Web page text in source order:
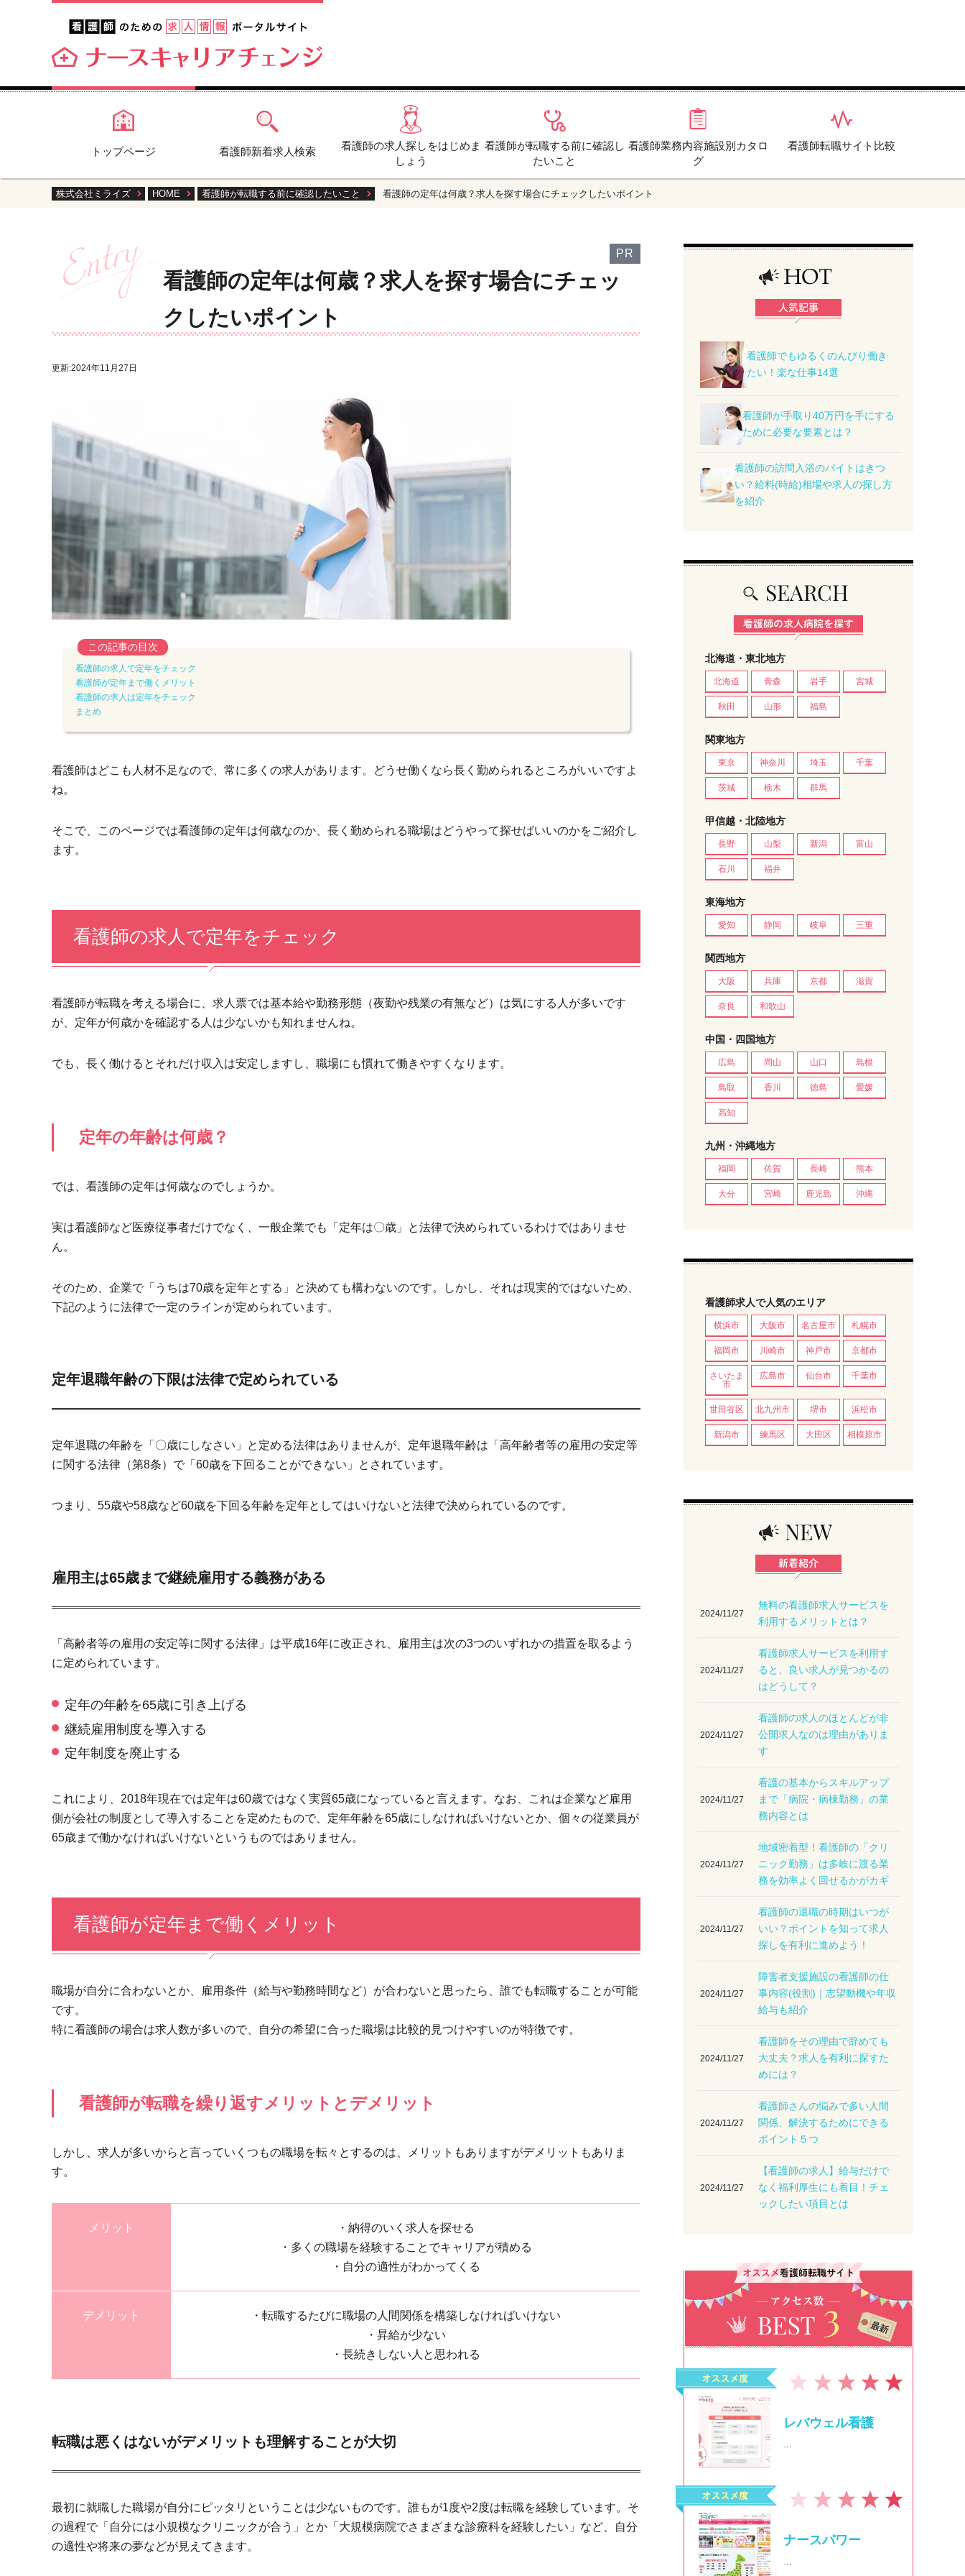
トップページ 看護師新着求人検索
看護師の求人探しをはじめま
しょう
看護師が転職する前に確認し
たいこと
看護師業務内容施設別カタロ
グ
看護師転職サイト比較
株式会社ミライズ HOME 看護師が転職する前に確認したいこと 看護師の定年は何歳？求人を探す場合にチェックしたいポイント
PR
看護師の定年は何歳？求人を探す場合にチェッ
クしたいポイント
更新:2024年11月27日
この記事の目次
看護師の求人で定年をチェック
看護師が定年まで働くメリット
看護師の求人は定年をチェック
まとめ
看護師はどこも人材不足なので、常に多くの求人があります。どうせ働くなら長く勤められるところがいいですよ
ね。
そこで、このページでは看護師の定年は何歳なのか、長く勤められる職場はどうやって探せばいいのかをご紹介し
ます。
看護師の求人で定年をチェック
看護師が転職を考える場合に、求人票では基本給や勤務形態（夜勤や残業の有無など）は気にする人が多いです
が、定年が何歳かを確認する人は少ないかも知れませんね。
でも、長く働けるとそれだけ収入は安定しますし、職場にも慣れて働きやすくなります。
定年の年齢は何歳？
では、看護師の定年は何歳なのでしょうか。
実は看護師など医療従事者だけでなく、一般企業でも「定年は〇歳」と法律で決められているわけではありませ
ん。
そのため、企業で「うちは70歳を定年とする」と決めても構わないのです。しかし、それは現実的ではないため、
下記のように法律で一定のラインが定められています。
定年退職年齢の下限は法律で定められている
定年退職の年齢を「〇歳にしなさい」と定める法律はありませんが、定年退職年齢は「高年齢者等の雇用の安定等
に関する法律（第8条）で「60歳を下回ることができない」とされています。
つまり、55歳や58歳など60歳を下回る年齢を定年としてはいけないと法律で決められているのです。
雇用主は65歳まで継続雇用する義務がある
「高齢者等の雇用の安定等に関する法律」は平成16年に改正され、雇用主は次の3つのいずれかの措置を取るよう
に定められています。
定年の年齢を65歳に引き上げる
継続雇用制度を導入する
定年制度を廃止する
これにより、2018年現在では定年は60歳ではなく実質65歳になっていると言えます。なお、これは企業など雇用
側が会社の制度として導入することを定めたもので、定年年齢を65歳にしなければいけないとか、個々の従業員が
65歳まで働かなければいけないというものではありません。
看護師が定年まで働くメリット
職場が自分に合わないとか、雇用条件（給与や勤務時間など）が合わないと思ったら、誰でも転職することが可能
です。
特に看護師の場合は求人数が多いので、自分の希望に合った職場は比較的見つけやすいのが特徴です。
看護師が転職を繰り返すメリットとデメリット
しかし、求人が多いからと言っていくつもの職場を転々とするのは、メリットもありますがデメリットもありま
す。
メリット
・納得のいく求人を探せる
・多くの職場を経験することでキャリアが積める
・自分の適性がわかってくる
デメリット
・転職するたびに職場の人間関係を構築しなければいけない
・昇給が少ない
・長続きしない人と思われる
転職は悪くはないがデメリットも理解することが大切
最初に就職した職場が自分にピッタリということは少ないものです。誰もが1度や2度は転職を経験しています。そ
の過程で「自分には小規模なクリニックが合う」とか「大規模病院でさまざまな診療科を経験したい」など、自分
の適性や将来の夢などが見えてきます。
看護師でもゆるくのんびり働き
たい！楽な仕事14選
看護師が手取り40万円を手にする
ために必要な要素とは？
看護師の訪問入浴のバイトはきつ
い？給料(時給)相場や求人の探し方
を紹介
北海道・東北地方
北海道 青森 岩手 宮城
秋田 山形 福島
関東地方
東京 神奈川 埼玉 千葉
茨城 栃木 群馬
甲信越・北陸地方
長野 山梨 新潟 富山
石川 福井
東海地方
愛知 静岡 岐阜 三重
関西地方
大阪 兵庫 京都 滋賀
奈良 和歌山
中国・四国地方
広島 岡山 山口 島根
鳥取 香川 徳島 愛媛
高知
九州・沖縄地方
福岡 佐賀 長崎 熊本
大分 宮崎 鹿児島 沖縄
看護師求人で人気のエリア
横浜市 大阪市 名古屋市 札幌市
福岡市 川崎市 神戸市 京都市
さいたま
市
広島市 仙台市 千葉市
世田谷区 北九州市 堺市 浜松市
新潟市 練馬区 大田区 相模原市
2024/11/27
無料の看護師求人サービスを
利用するメリットとは？
2024/11/27
看護師求人サービスを利用す
ると、良い求人が見つかるの
はどうして？
2024/11/27
看護師の求人のほとんどが非
公開求人なのは理由がありま
す
2024/11/27
看護の基本からスキルアップ
まで「病院・病棟勤務」の業
務内容とは
2024/11/27
地域密着型！看護師の「クリ
ニック勤務」は多岐に渡る業
務を効率よく回せるかがカギ
2024/11/27
看護師の退職の時期はいつが
いい？ポイントを知って求人
探しを有利に進めよう！
2024/11/27
障害者支援施設の看護師の仕
事内容(役割)｜志望動機や年収
給与も紹介
2024/11/27
看護師をその理由で辞めても
大丈夫？求人を有利に探すた
めには？
2024/11/27
看護師さんの悩みで多い人間
関係、解決するためにできる
ポイント５つ
2024/11/27
【看護師の求人】給与だけで
なく福利厚生にも着目！チェ
ックしたい項目とは
レバウェル看護
…
ナースパワー
…